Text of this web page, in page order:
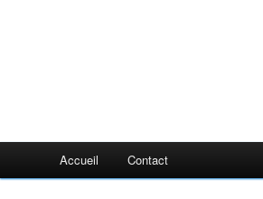
Accueil Contact